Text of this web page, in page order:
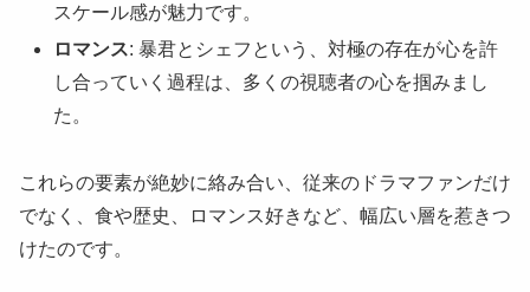
スケール感が魅力です。
ロマンス: 暴君とシェフという、対極の存在が心を許
し合っていく過程は、多くの視聴者の心を掴みまし
た。
これらの要素が絶妙に絡み合い、従来のドラマファンだけ
でなく、食や歴史、ロマンス好きなど、幅広い層を惹きつ
けたのです。